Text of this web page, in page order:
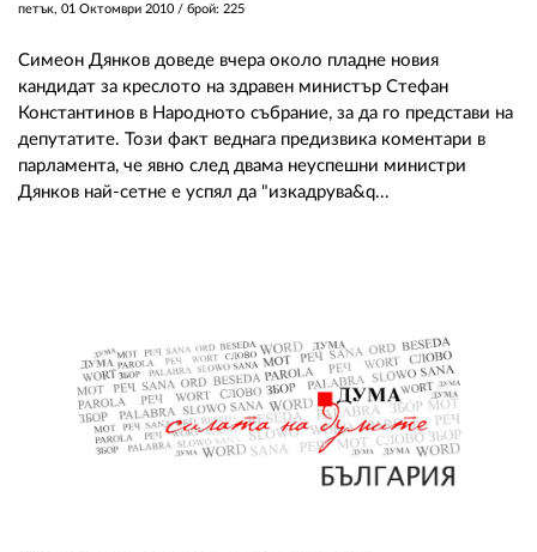
петък, 01 Октомври 2010 / брой: 225
Симеон Дянков доведе вчера около пладне новия
кандидат за креслото на здравен министър Стефан
Константинов в Народното събрание, за да го представи на
депутатите. Този факт веднага предизвика коментари в
парламента, че явно след двама неуспешни министри
Дянков най-сетне е успял да "изкадрува&q...